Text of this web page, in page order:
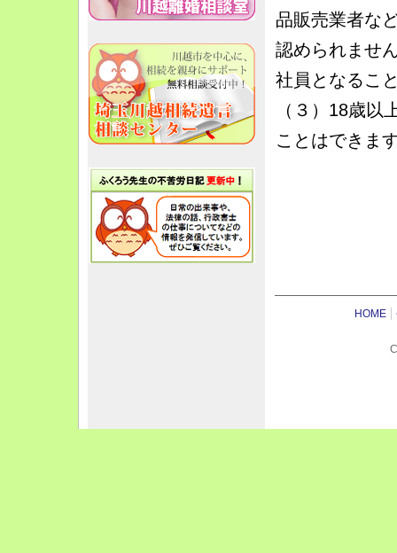
品販売業者な
認められませ
社員となるこ
（３）18歳
ことはできま
HOME